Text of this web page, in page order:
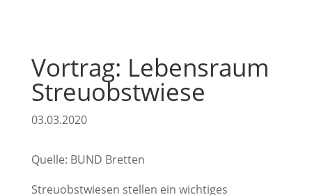
Vortrag: Lebensraum
Streuobstwiese
03.03.2020
Quelle: BUND Bretten
Streuobstwiesen stellen ein wichtiges